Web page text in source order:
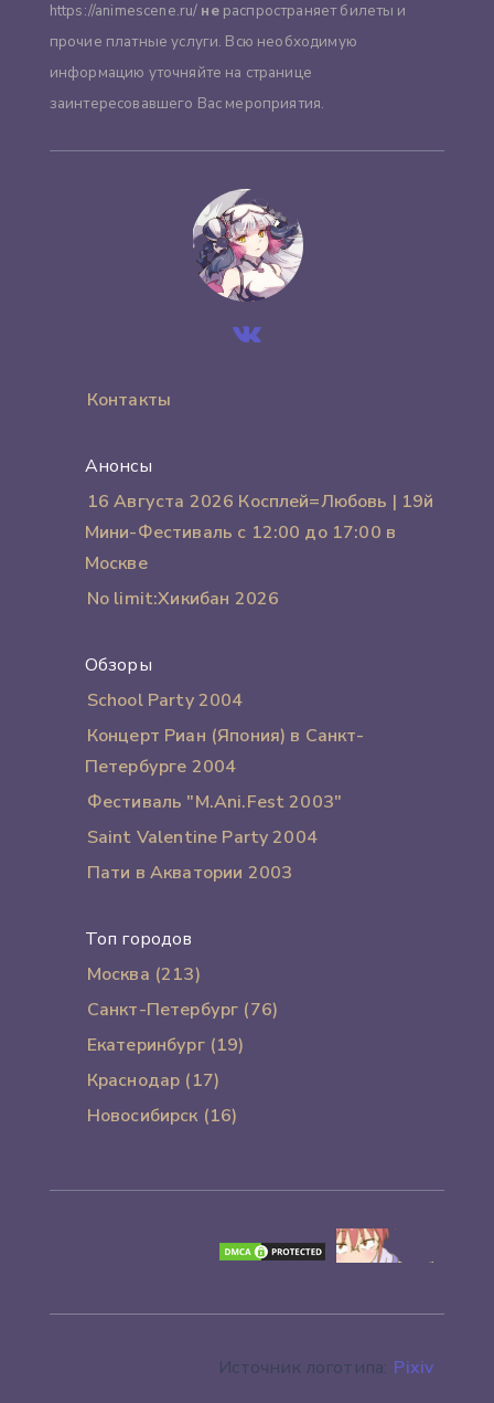
https://animescene.ru/ нераспространяет билеты и
прочие платные услуги. Всю необходимую
информацию уточняйте на странице
заинтересовавшего Вас мероприятия.
Контакты
Анонсы
16 Августа 2026 Косплей=Любовь | 19й
Мини-Фестиваль с 12:00 до 17:00 в
Москве
No limit:Хикибан 2026
Обзоры
School Party 2004
Концерт Риан (Япония) в Санкт-
Петербурге 2004
Фестиваль "M.Ani.Fest 2003"
Saint Valentine Party 2004
Пати в Акватории 2003
Топ городов
Москва (213)
Санкт-Петербург (76)
Екатеринбург (19)
Краснодар (17)
Новосибирск (16)
Источник логотипа: Pixiv